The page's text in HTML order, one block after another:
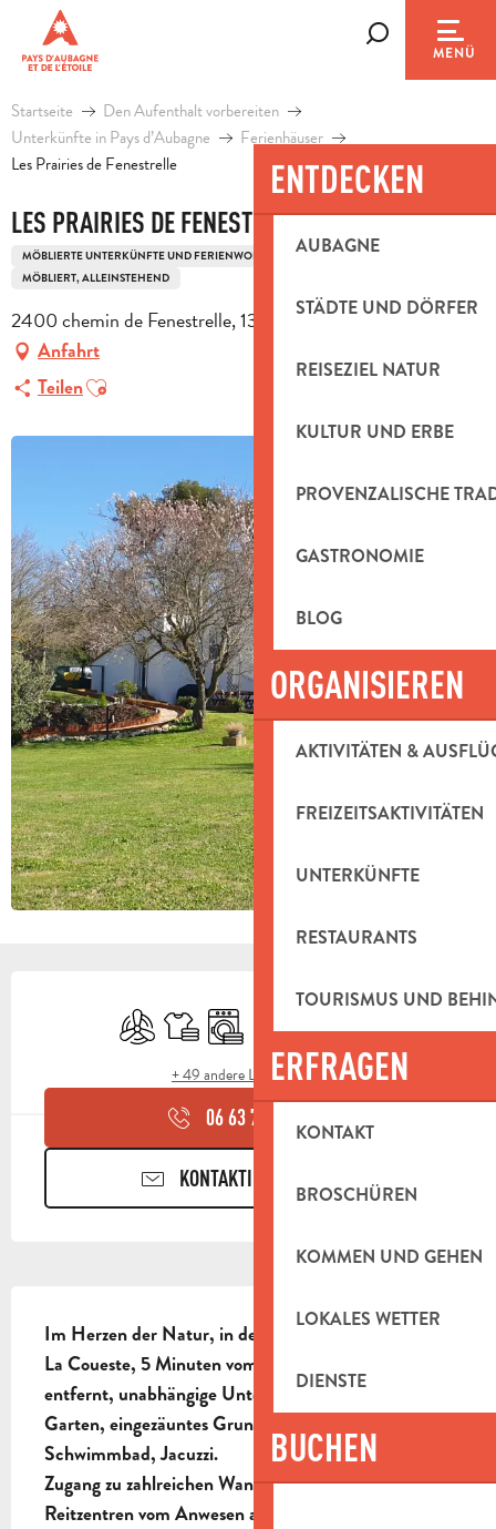
contenu
principal
MENÜ
ENTDECKEN
AUBAGNE
STÄDTE UND DÖRFER
REISEZIEL NATUR
KULTUR UND ERBE
PROVENZALISCHE
GASTRONOMIE
BLOG
ORGANISIEREN
AKTIVITÄTEN &
FREIZEITSAKTIVITÄTEN
UNTERKÜNFTE
RESTAURANTS
TOURISMUS UND
ERFRAGEN
KONTAKT
BROSCHÜREN
KOMMEN UND GEHEN
LOKALES WETTER
DIENSTE
BUCHEN
Startseite
Den Aufenthalt vorbereiten
Unterkünfte in Pays d’Aubagne
Ferienhäuser
Les Prairies de Fenestrelle
LES PRAIRIES DE FENESTRELLE
MÖBLIERTE UNTERKÜNFTE UND FERIENWOHNUNGEN
HAUS
MÖBLIERT, ALLEINSTEHEND
2400 chemin de Fenestrelle, 13400 Aubagne
Anfahrt
TeilenAjouter aux favoris
ÖFFNUNGSZEITEN &
KlimaanlageBettwäsche und Laken
Waschmaschine
+ 49 andere Leistung(en)
06 63 79 22
KONTAKTIEREN SIE UNS
Im Herzen der Natur, in der Nähe des Naturparks
La Coueste, 5 Minuten vom Zentrum von Aubagne
entfernt, unabhängige Unterkunft, angelegter
Garten, eingezäuntes Grundstück von 2000m²,
Schwimmbad, Jacuzzi.
Zugang zu zahlreichen Wanderwegen und
Reitzentren vom Anwesen aus.